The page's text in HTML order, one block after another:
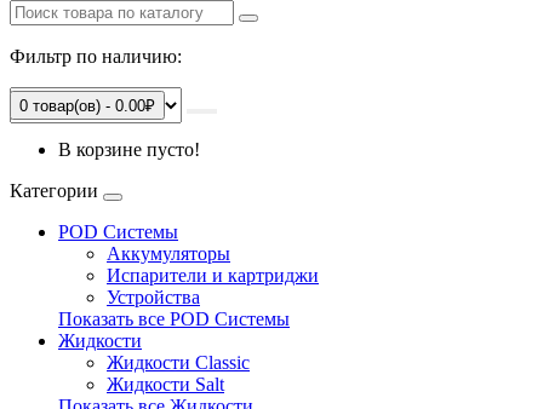
Фильтр по наличию:
0 товар(ов) - 0.00₽
В корзине пусто!
Категории
POD Системы
Аккумуляторы
Испарители и картриджи
Устройства
Показать все POD Системы
Жидкости
Жидкости Classic
Жидкости Salt